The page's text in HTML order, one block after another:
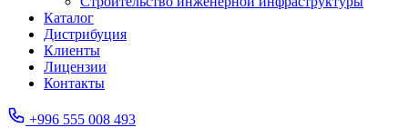
Каталог
Дистрибуция
Клиенты
Лицензии
Контакты
+996 555 008 493